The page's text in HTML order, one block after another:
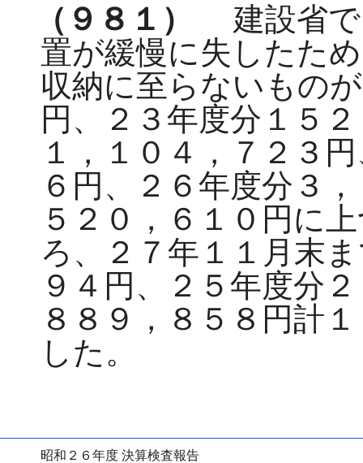
（９８１）
建設省で
置が緩慢に失したた
収納に至らないもの
円、２３年度分１５
１，１０４，７２３
６円、２６年度分３
５２０，６１０円に
ろ、２７年１１月末
９４円、２５年度分
８８９，８５８円計
した。
昭和２６年度 決算検査報告